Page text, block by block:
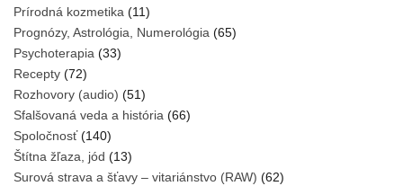
Prírodná kozmetika (11)
Prognózy, Astrológia, Numerológia (65)
Psychoterapia (33)
Recepty (72)
Rozhovory (audio) (51)
Sfalšovaná veda a história (66)
Spoločnosť(140)
Štítna žľaza, jód (13)
Surová strava a šťavy – vitariánstvo (RAW) (62)